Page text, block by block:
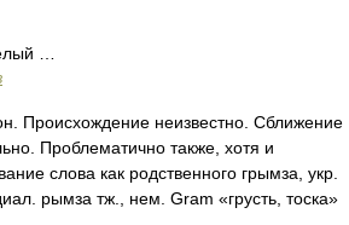
…
Происхождение неизвестно. Сближение
Проблематично также, хотя и
слова как родственного грымза, укр.
рымза тж., нем. Gram «грусть, тоска»